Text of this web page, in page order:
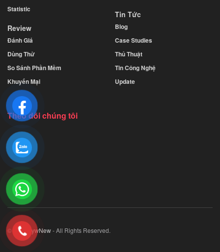
Statistic
Review
Đánh Giá
Dùng Thử
So Sánh Phần Mềm
Khuyến Mại
Tin Tức
Blog
Case Studies
Thủ Thuật
Tin Công Nghệ
Update
Theo dõi chúng tôi
© 2023 JywNew- All Rights Reserved.